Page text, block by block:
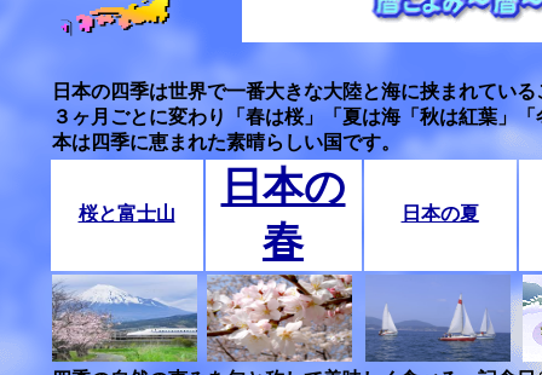
日本の四季は世界で一番大きな大陸と海に挟まれてい
３ヶ月ごとに変わり「春は桜」「夏は海「秋は紅葉」
本は四季に恵まれた素晴らしい国です。
桜と富士山
日本の
春
日本の夏